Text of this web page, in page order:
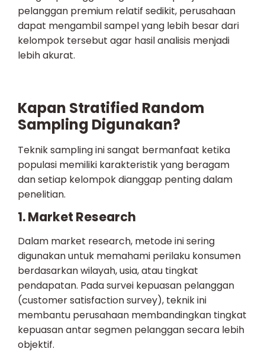
pelanggan premium relatif sedikit, perusahaan
dapat mengambil sampel yang lebih besar dari
kelompok tersebut agar hasil analisis menjadi
lebih akurat.
Kapan Stratified Random
Sampling Digunakan?
Teknik sampling ini sangat bermanfaat ketika
populasi memiliki karakteristik yang beragam
dan setiap kelompok dianggap penting dalam
penelitian.
1. Market Research
Dalam market research, metode ini sering
digunakan untuk memahami perilaku konsumen
berdasarkan wilayah, usia, atau tingkat
pendapatan. Pada survei kepuasan pelanggan
(customer satisfaction survey), teknik ini
membantu perusahaan membandingkan tingkat
kepuasan antar segmen pelanggan secara lebih
objektif.